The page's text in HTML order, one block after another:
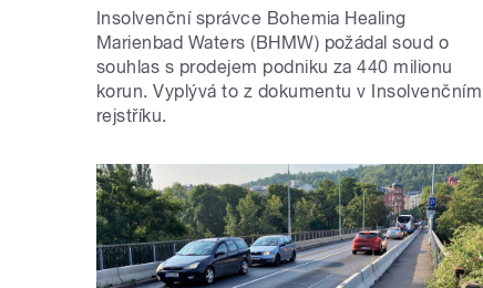
Insolvenční správce Bohemia Healing
Marienbad Waters (BHMW) požádal soud o
souhlas s prodejem podniku za 440 milionu
korun. Vyplývá to z dokumentu v Insolvenčním
rejstříku.